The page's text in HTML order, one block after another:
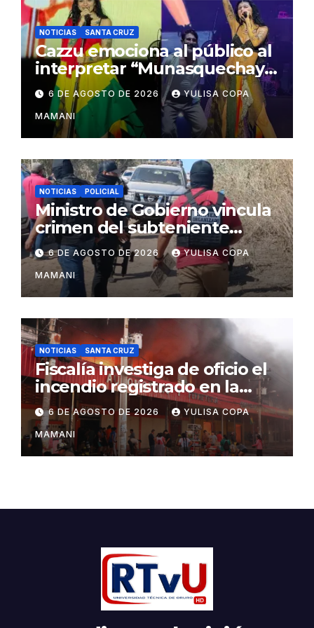
NOTICIAS SANTA CRUZ
Cazzu emociona al público al
interpretar “Munasquechay”
en su concierto en Santa
Cruz
6 DE AGOSTO DE 2026 YULISA COPA
MAMANI
NOTICIAS POLICIAL
Ministro de Gobierno vincula
crimen del subteniente
Salazar con la red de
Sebastián Marset
6 DE AGOSTO DE 2026 YULISA COPA
MAMANI
NOTICIAS SANTA CRUZ
Fiscalía investiga de oficio el
incendio registrado en la
feria Barrio Lindo
6 DE AGOSTO DE 2026 YULISA COPA
MAMANI